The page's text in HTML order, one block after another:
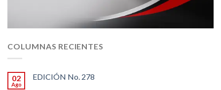
COLUMNAS RECIENTES
02
Ago
EDICIÓN No. 278